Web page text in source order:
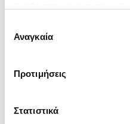
ενδιαφέρουν και να
συγκατάθεσης
Αναγκαία
Προτιμήσεις
Στατιστικά